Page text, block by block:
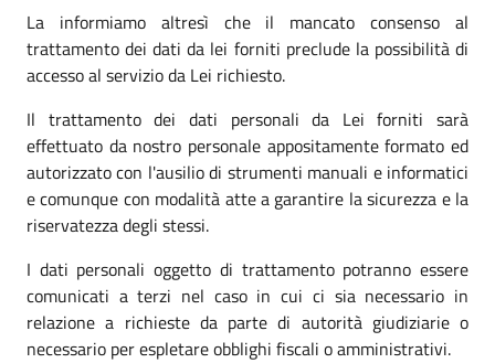
La informiamo altresì che il mancato consenso al
trattamento dei dati da lei forniti preclude la possibilità di
accesso al servizio da Lei richiesto.
Il trattamento dei dati personali da Lei forniti sarà
effettuato da nostro personale appositamente formato ed
autorizzato con l'ausilio di strumenti manuali e informatici
e comunque con modalità atte a garantire la sicurezza e la
riservatezza degli stessi.
I dati personali oggetto di trattamento potranno essere
comunicati a terzi nel caso in cui ci sia necessario in
relazione a richieste da parte di autorità giudiziarie o
necessario per espletare obblighi fiscali o amministrativi.